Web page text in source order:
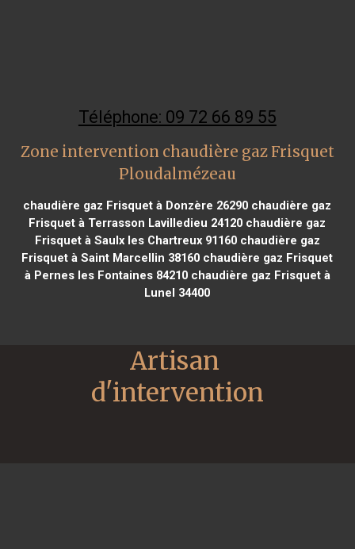
Téléphone: 09 72 66 89 55
Zone intervention chaudière gaz Frisquet
Ploudalmézeau
chaudière gaz Frisquet à Donzère 26290 chaudière gaz
Frisquet à Terrasson Lavilledieu 24120 chaudière gaz
Frisquet à Saulx les Chartreux 91160chaudière gaz
Frisquet à Saint Marcellin 38160 chaudière gaz Frisquet
à Pernes les Fontaines 84210chaudière gaz Frisquet à
Lunel 34400
Artisan
d'intervention